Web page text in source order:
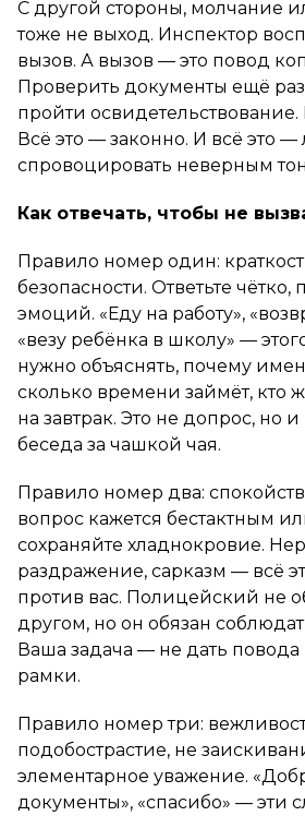
С другой стороны, молчание
тоже не выход. Инспектор
вызов. А вызов — это повод
Проверить документы ещё
пройти освидетельствование.
Всё это — законно. И всё это —
спровоцировать неверным
Как отвечать, чтобы не
Правило номер один:
безопасности. Ответьте чётко,
эмоций. «Еду на работу»,
«везу ребёнка в школу» —
нужно объяснять, почему
сколько времени займёт, кто
на завтрак. Это не допрос, но
беседа за чашкой чая.
Правило номер два:
вопрос кажется бестактным
сохраняйте хладнокровие.
раздражение, сарказм — всё
против вас. Полицейский не
другом, но он обязан
Ваша задача — не дать повода
рамки.
Правило номер три:
подобострастие, не
элементарное уважение.
документы», «спасибо» — эти